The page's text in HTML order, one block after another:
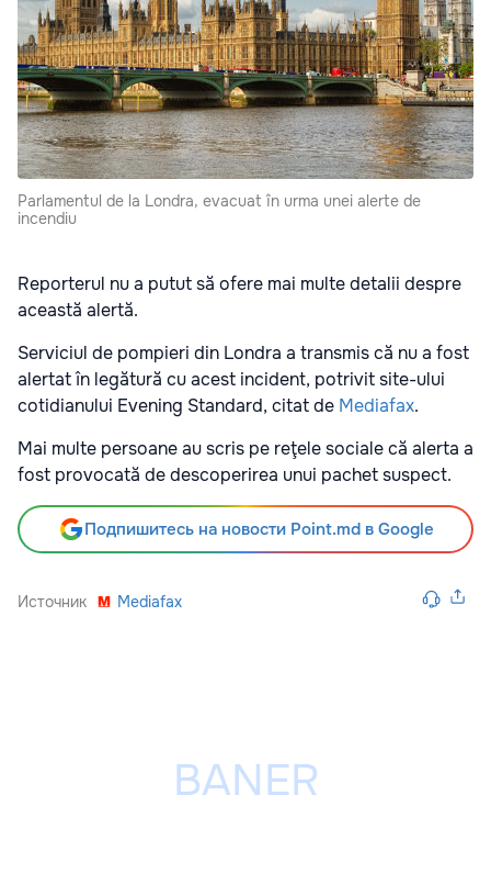
Parlamentul de la Londra, evacuat în urma unei alerte de
incendiu
Reporterul nu a putut să ofere mai multe detalii despre
această alertă.
Serviciul de pompieri din Londra a transmis că nu a fost
alertat în legătură cu acest incident, potrivit site-ului
cotidianului Evening Standard, citat de Mediafax.
Mai multe persoane au scris pe reţele sociale că alerta a
fost provocată de descoperirea unui pachet suspect.
Подпишитесь на новости Point.md в Google
Источник Mediafax